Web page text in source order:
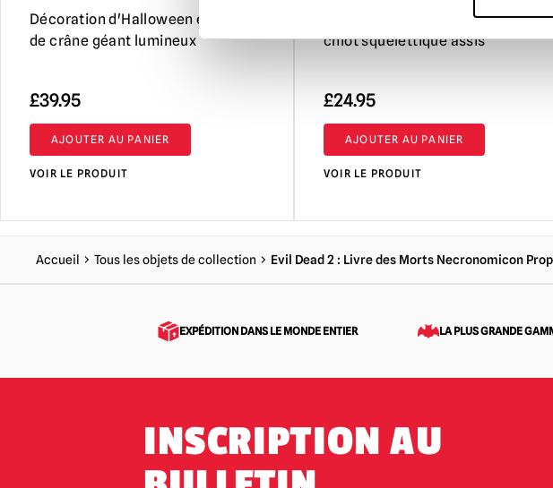
Décoration d'Halloween en forme
de crâne géant lumineux
£39.95
AJOUTER AU PANIER
VOIR LE PRODUIT
Décoration d'Halloween pour
chiot squelettique assis
£24.95
AJOUTER AU PANIER
VOIR LE PRODUIT
Accueil Tous les objets de collection Evil Dead 2 : Livre des Morts Necronomicon
EXPÉDITION DANS LE MONDE ENTIER LA PLUS GRANDE
INSCRIPTION AU